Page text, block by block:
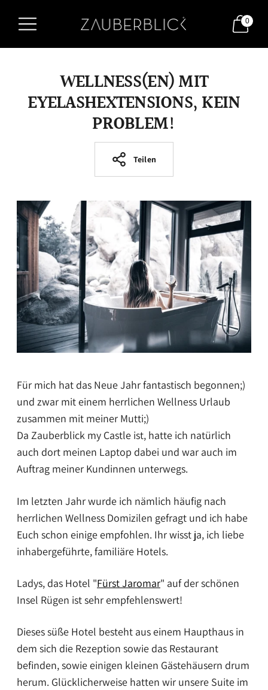
0
WELLNESS(EN) MIT
EYELASHEXTENSIONS, KEIN
PROBLEM!
Teilen
Für mich hat das Neue Jahr fantastisch begonnen;)
und zwar mit einem herrlichen Wellness Urlaub
zusammen mit meiner Mutti;)
Da Zauberblick my Castle ist, hatte ich natürlich
auch dort meinen Laptop dabei und war auch im
Auftrag meiner Kundinnen unterwegs.
Im letzten Jahr wurde ich nämlich häufig nach
herrlichen Wellness Domizilen gefragt und ich habe
Euch schon einige empfohlen. Ihr wisst ja, ich liebe
inhabergeführte, familiäre Hotels.
Ladys, das Hotel "Fürst Jaromar" auf der schönen
Insel Rügen ist sehr empfehlenswert!
Dieses süße Hotel besteht aus einem Haupthaus in
dem sich die Rezeption sowie das Restaurant
befinden, sowie einigen kleinen Gästehäusern drum
herum. Glücklicherweise hatten wir unsere Suite im